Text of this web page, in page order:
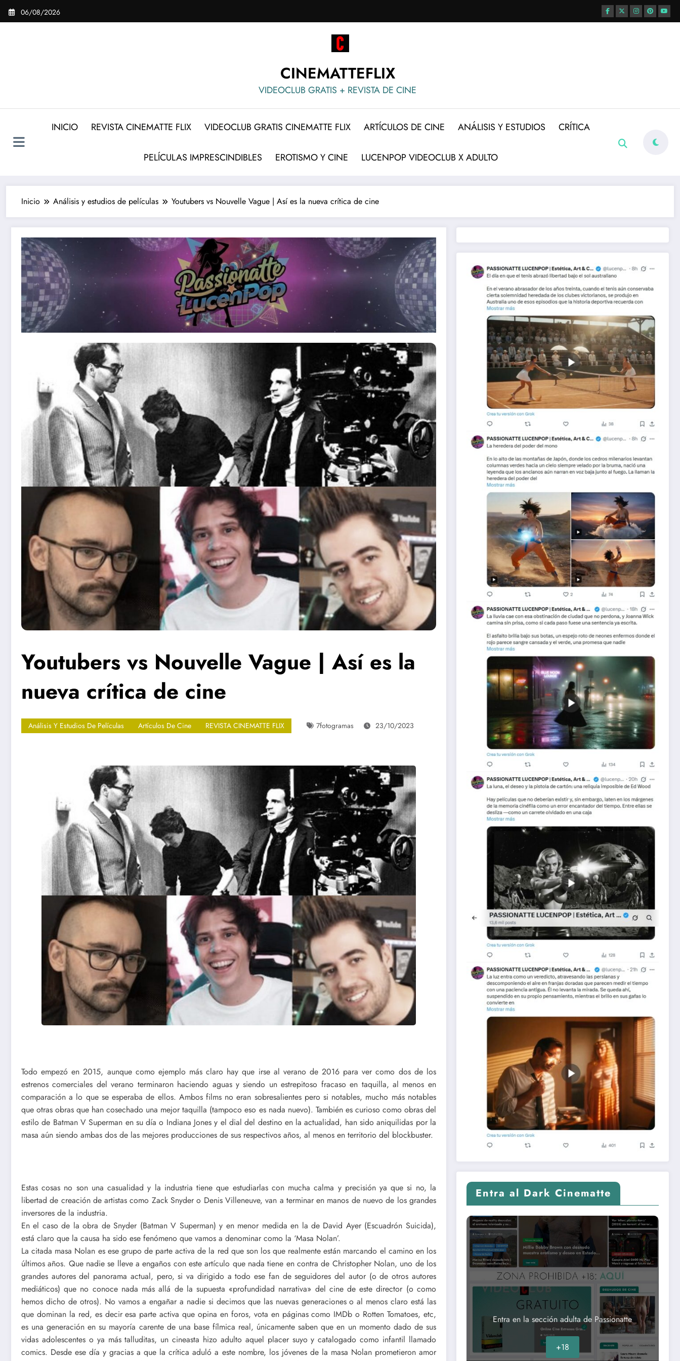
Saltar
06/08/2026
CINEMATTEFLIX
VIDEOCLUB GRATIS + REVISTA DE CINE
INICIO REVISTA CINEMATTE FLIX VIDEOCLUB GRATIS CINEMATTE FLIX ARTÍCULOS DE CINE ANÁLISIS Y ESTUDIOS CRÍTICA
PELÍCULAS IMPRESCINDIBLES EROTISMO Y CINE LUCENPOP VIDEOCLUB X ADULTO
Inicio Análisis y estudios de películas Youtubers vs Nouvelle Vague | Así es la nueva crítica de cine
Youtubers vs Nouvelle Vague | Así es la
nueva crítica de cine
Análisis Y Estudios De Películas Artículos De Cine REVISTA CINEMATTE FLIX 7fotogramas 23/10/2023
Todo empezó en 2015, aunque como ejemplo más claro hay que irse al verano de 2016 para ver como dos de los
estrenos comerciales del verano terminaron haciendo aguas y siendo un estrepitoso fracaso en taquilla, al menos en
comparación a lo que se esperaba de ellos. Ambos films no eran sobresalientes pero si notables, mucho más notables
que otras obras que han cosechado una mejor taquilla (tampoco eso es nada nuevo). También es curioso como obras del
estilo de Batman V Superman en su día o Indiana Jones y el dial del destino en la actualidad, han sido aniquilidas por la
masa aún siendo ambas dos de las mejores producciones de sus respectivos años, al menos en territorio del blockbuster.
Estas cosas no son una casualidad y la industria tiene que estudiarlas con mucha calma y precisión ya que si no, la
libertad de creación de artistas como Zack Snyder o Denis Villeneuve, van a terminar en manos de nuevo de los grandes
inversores de la industria.
En el caso de la obra de Snyder (Batman V Superman) y en menor medida en la de David Ayer (Escuadrón Suicida),
está claro que la causa ha sido ese fenómeno que vamos a denominar como la ‘Masa Nolan’.
La citada masa Nolan es ese grupo de parte activa de la red que son los que realmente están marcando el camino en los
últimos años. Que nadie se lleve a engaños con este artículo que nada tiene en contra de Christopher Nolan, uno de los
grandes autores del panorama actual, pero, si va dirigido a todo ese fan de seguidores del autor (o de otros autores
mediáticos) que no conoce nada más allá de la supuesta «profundidad narrativa» del cine de este director (o como
hemos dicho de otros). No vamos a engañar a nadie si decimos que las nuevas generaciones o al menos claro está las
que dominan la red, es decir esa parte activa que opina en foros, vota en páginas como IMDb o Rotten Tomatoes, etc,
es una generación en su mayoría carente de una base fílmica real, únicamente saben que en un momento dado de sus
vidas adolescentes o ya más talluditas, un cineasta hizo adulto aquel placer suyo y catalogado como infantil llamado
comics. Desde ese día y gracias a que la crítica aduló a este nombre, los jóvenes de la masa Nolan prometieron amor
Entra al Dark Cinematte
Entra en la sección adulta de Passionatte
+18